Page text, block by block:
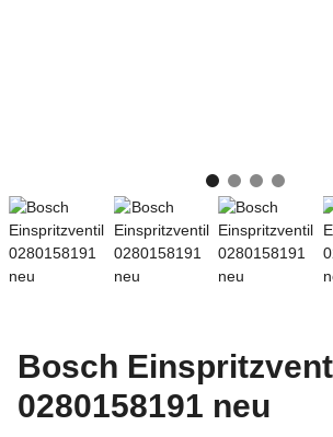
Bosch
0280158191 neu